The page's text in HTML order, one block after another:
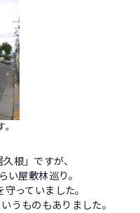
根」ですが、
屋敷林巡り。
っていました。
うものもありました。